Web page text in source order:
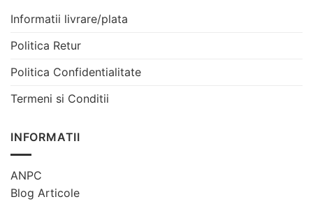
Informatii livrare/plata
Politica Retur
Politica Confidentialitate
Termeni si Conditii
INFORMATII
ANPC
Blog Articole